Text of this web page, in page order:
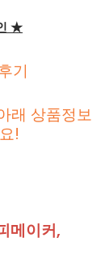
★
기
래 상품정보
!
메이커,